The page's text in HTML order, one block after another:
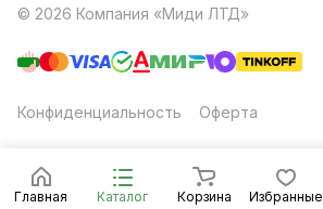
Главная Каталог Корзина Избранные
© 2026 Компания «Миди ЛТД»
Конфиденциальность Оферта